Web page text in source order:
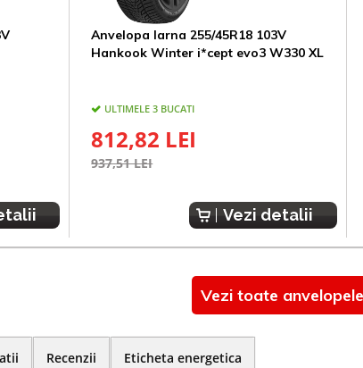
Anvelopa Iarna 255/45R18 103V
Hankook Winter i*cept evo3 W330 XL
ULTIMELE 3 BUCATI
812,82 LEI
937,51 LEI
Vezi detalii
Vezi toate
Recenzii Eticheta energetica